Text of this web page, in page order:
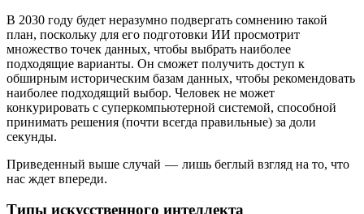
В 2030 году будет неразумно подвергать сомнению такой
план, поскольку для его подготовки ИИ просмотрит
множество точек данных, чтобы выбрать наиболее
подходящие варианты. Он сможет получить доступ к
обширным историческим базам данных, чтобы рекомендовать
наиболее подходящий выбор. Человек не может
конкурировать с суперкомпьютерной системой, способной
принимать решения (почти всегда правильные) за доли
секунды.
Приведенный выше случай — лишь беглый взгляд на то, что
нас ждет впереди.
Типы искусственного интеллекта